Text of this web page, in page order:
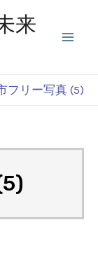
来
フリー写真 (5)